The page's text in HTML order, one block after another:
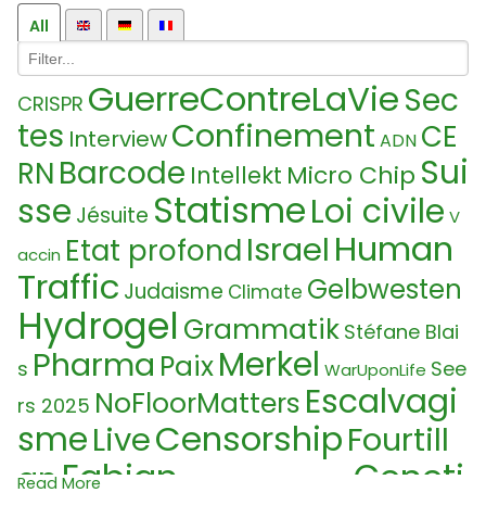
All
CRISPR GuerreContreLaVieSec
tes InterviewConfinement ADN CE
RNBarcode Intellekt Micro Chip Sui
sse Jésuite StatismeLoi civile V
accin Etat profondIsrael Human
Traffic Judaisme Climate Gelbwesten
Hydrogel Grammatik Stéfane Blai
s Pharma PaixMerkel WarUponLife See
rs 2025 NoFloorMatters Escalvagi
smeLiveCensorshipFourtill
anFabian
Geneti
Read More